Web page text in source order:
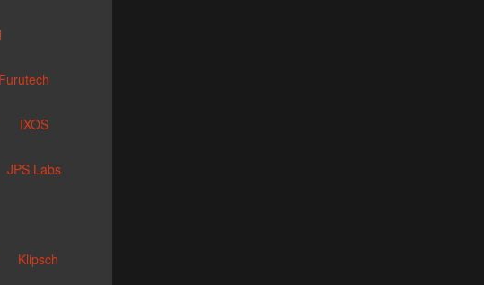
Furutech
IXOS
JPS Labs
Klipsch